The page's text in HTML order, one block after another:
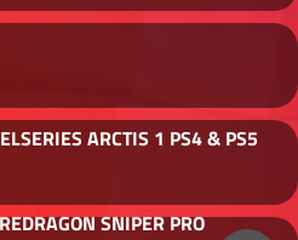
ARCTIS 1 PS4 & PS5
SNIPER PRO